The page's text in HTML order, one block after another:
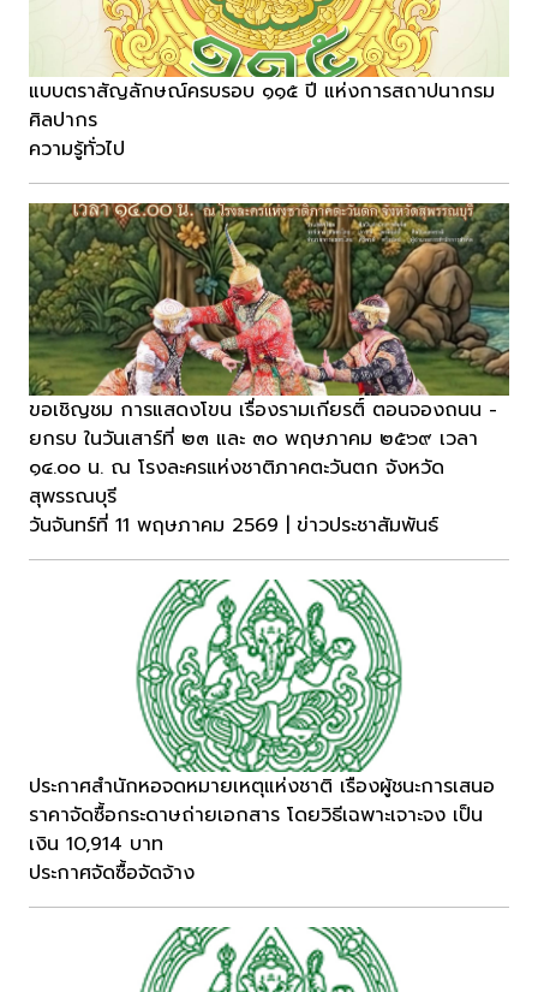
แบบตราสัญลักษณ์ครบรอบ ๑๑๕ ปี แห่งการสถาปนากรม
ศิลปากร
ความรู้ทั่วไป
ขอเชิญชม การแสดงโขน เรื่องรามเกียรติ์ ตอนจองถนน -
ยกรบ ในวันเสาร์ที่ ๒๓ และ ๓๐ พฤษภาคม ๒๕๖๙ เวลา
๑๔.๐๐ น. ณ โรงละครแห่งชาติภาคตะวันตก จังหวัด
สุพรรณบุรี
วันจันทร์ที่ 11 พฤษภาคม 2569 | ข่าวประชาสัมพันธ์
ประกาศสำนักหอจดหมายเหตุแห่งชาติ เรืองผู้ชนะการเสนอ
ราคาจัดซื้อกระดาษถ่ายเอกสาร โดยวิธีเฉพาะเจาะจง เป็น
เงิน 10,914 บาท
ประกาศจัดซื้อจัดจ้าง